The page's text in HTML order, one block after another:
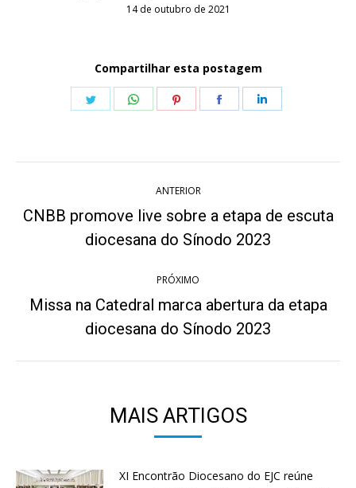
14 de outubro de 2021
Compartilhar esta postagem
Share
Share
Share
Share
de
ANTERIOR
Post
anterior:
CNBB promove live sobre a etapa de escuta
diocesana do Sínodo 2023
PRÓXIMO
Próximo
post:
Missa na Catedral marca abertura da etapa
diocesana do Sínodo 2023
MAIS ARTIGOS
XI Encontrão Diocesano do EJC reúne